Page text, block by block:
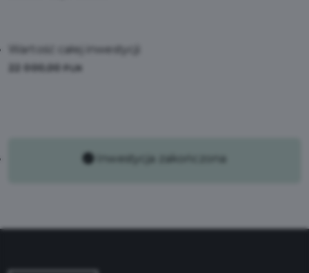
Wartość całej inwestycji:
22 000,00
Inwestycja zakończona